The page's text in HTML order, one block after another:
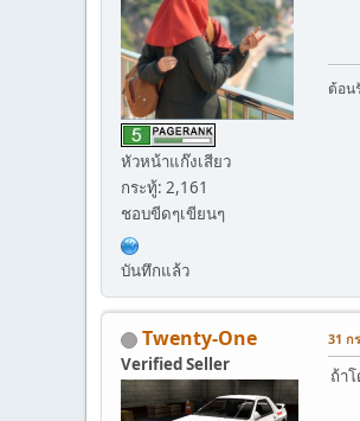
หัวหน้าแก๊งเสียว
กระทู้: 2,161
ชอบขีดๆเขียนๆ
บันทึกแล้ว
ต้อน
Twenty-One
Verified Seller
31 ก
ถ้า